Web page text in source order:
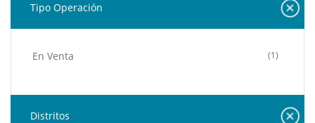
Tipo Operación
En Venta (1)
Distritos